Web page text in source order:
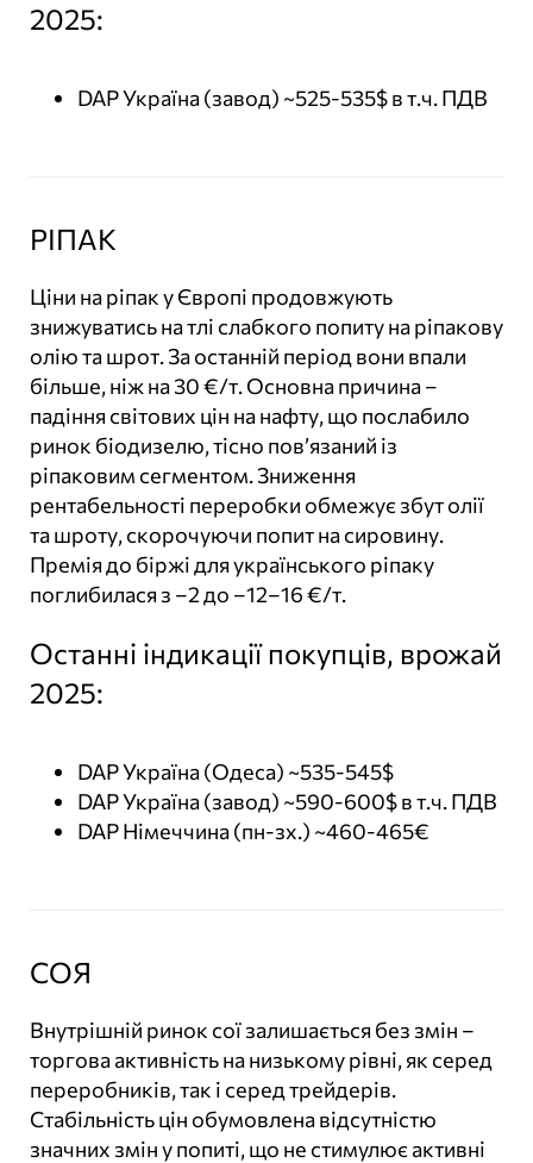
2025:
DAP Україна (завод) ~525-535$ в т.ч. ПДВ
РІПАК
Ціни на ріпак у Європі продовжують
знижуватись на тлі слабкого попиту на ріпакову
олію та шрот. За останній період вони впали
більше, ніж на 30 €/т. Основна причина –
падіння світових цін на нафту, що послабило
ринок біодизелю, тісно пов’язаний із
ріпаковим сегментом. Зниження
рентабельності переробки обмежує збут олії
та шроту, скорочуючи попит на сировину.
Премія до біржі для українського ріпаку
поглибилася з –2 до –12–16 €/т.
Останні індикації покупців, врожай
2025:
DAP Україна (Одеса) ~535-545$
DAP Україна (завод) ~590-600$ в т.ч. ПДВ
DAP Німеччина (пн-зх.) ~460-465€
СОЯ
Внутрішній ринок сої залишається без змін –
торгова активність на низькому рівні, як серед
переробників, так і серед трейдерів.
Стабільність цін обумовлена відсутністю
значних змін у попиті, що не стимулює активні